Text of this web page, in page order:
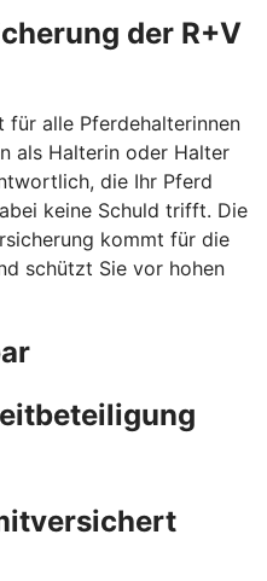
der R+V
alle Pferdehalterinnen
als Halterin oder Halter
die Ihr Pferd
keine Schuld trifft. Die
kommt für die
schützt Sie vor hohen